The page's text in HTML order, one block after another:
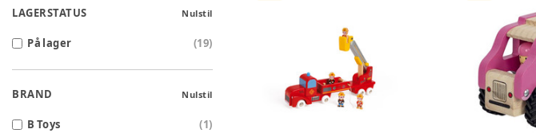
LAGERSTATUS Nulstil
På lager (19)
BRAND Nulstil
B Toys (1)